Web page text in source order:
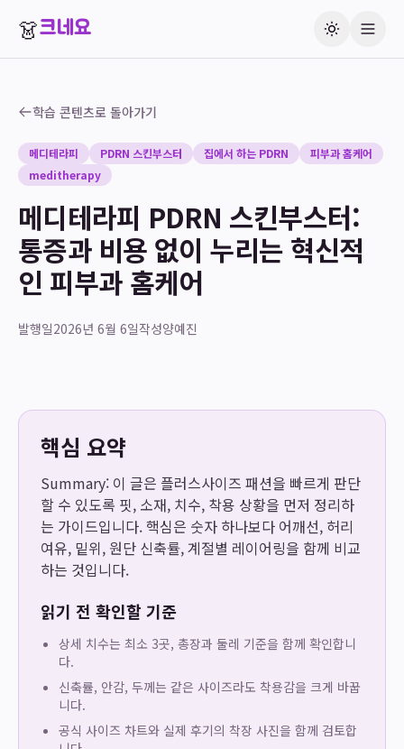
👗크네요
학습 콘텐츠로 돌아가기
메디테라피 PDRN 스킨부스터 집에서 하는 PDRN
피부과 홈케어
meditherapy
메디테라피 PDRN 스킨부스터:
통증과 비용 없이 누리는 혁신적
인 피부과 홈케어
발행일2026년 6월 6일작성양예진
핵심 요약
Summary: 이 글은 플러스사이즈 패션을 빠르게 판단
할 수 있도록 핏, 소재, 치수, 착용 상황을 먼저 정리하
는 가이드입니다. 핵심은 숫자 하나보다 어깨선, 허리
여유, 밑위, 원단 신축률, 계절별 레이어링을 함께 비교
하는 것입니다.
읽기 전 확인할 기준
상세 치수는 최소 3곳, 총장과 둘레 기준을 함께 확인합니
다.
신축률, 안감, 두께는 같은 사이즈라도 착용감을 크게 바꿉
니다.
공식 사이즈 차트와 실제 후기의 착장 사진을 함께 검토합